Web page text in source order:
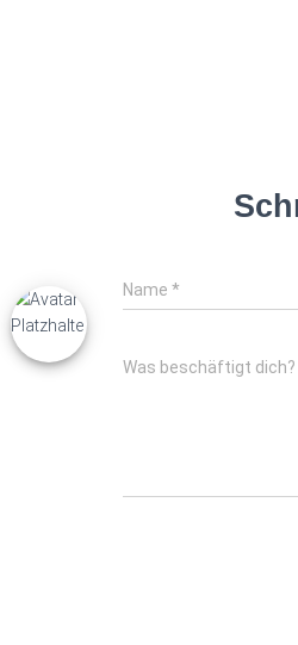
Name *
Was beschäftigt dich?